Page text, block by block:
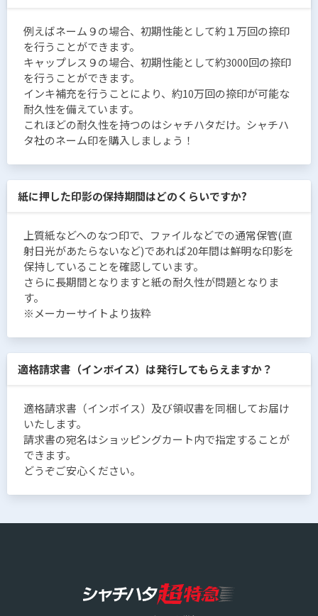
例えばネーム９の場合、初期性能として約１万回の捺印
を行うことができます。
キャップレス９の場合、初期性能として約3000回の捺印
を行うことができます。
インキ補充を行うことにより、約10万回の捺印が可能な
耐久性を備えています。
これほどの耐久性を持つのはシャチハタだけ。シャチハ
タ社のネーム印を購入しましょう！
紙に押した印影の保持期間はどのくらいですか?
上質紙などへのなつ印で、ファイルなどでの通常保管(直
射日光があたらないなど)であれば20年間は鮮明な印影を
保持していることを確認しています。
さらに長期間となりますと紙の耐久性が問題となりま
す。
※メーカーサイトより抜粋
適格請求書（インボイス）は発行してもらえますか？
適格請求書（インボイス）及び領収書を同梱してお届け
いたします。
請求書の宛名はショッピングカート内で指定することが
できます。
どうぞご安心ください。